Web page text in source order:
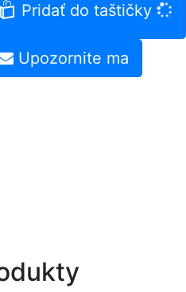
Pridať do taštičky
Upozornite ma